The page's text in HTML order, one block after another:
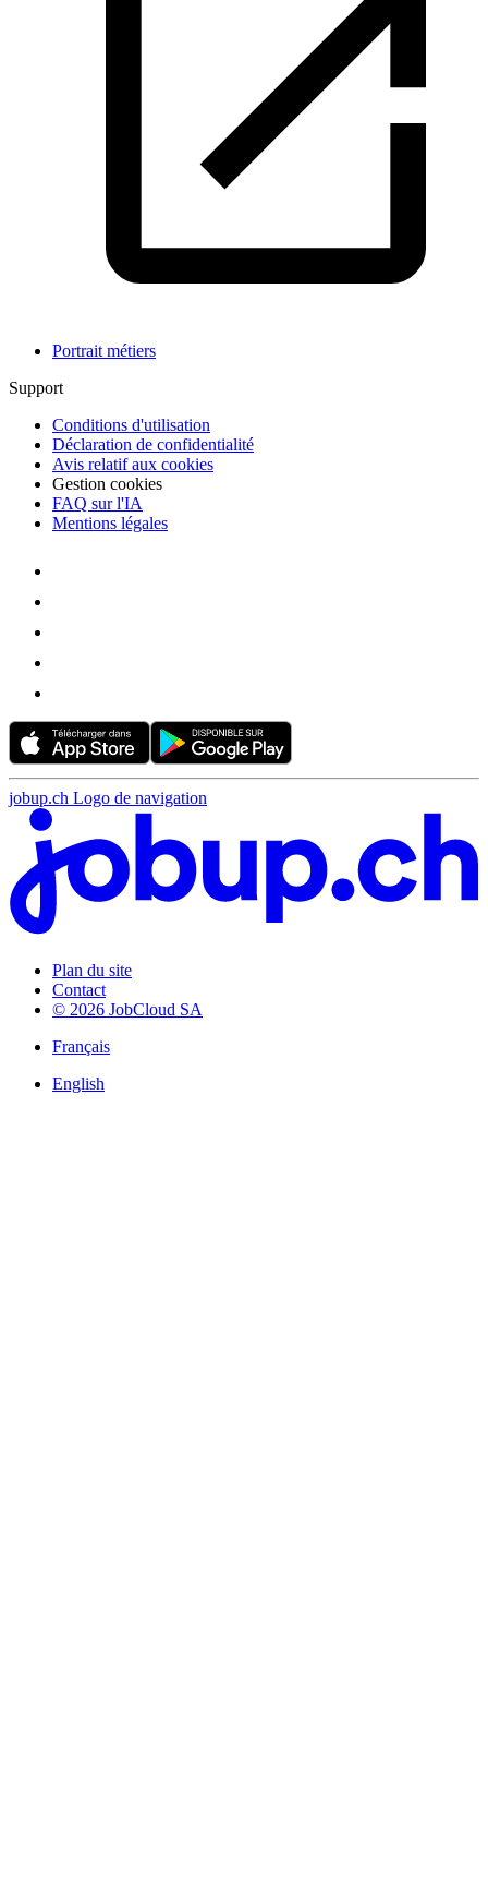
Portrait métiers
Support
Conditions d'utilisation
Déclaration de confidentialité
Avis relatif aux cookies
Gestion cookies
FAQ sur l'IA
Mentions légales
jobup.ch Logo de navigation
Plan du site
Contact
© 2026 JobCloud SA
Français
English